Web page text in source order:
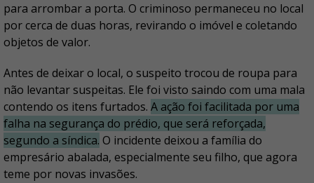
para arrombar a porta. O criminoso permaneceu no local
por cerca de duas horas, revirando o imóvel e coletando
objetos de valor.
Antes de deixar o local, o suspeito trocou de roupa para
não levantar suspeitas. Ele foi visto saindo com uma mala
contendo os itens furtados. A ação foi facilitada por uma
falha na segurança do prédio, que será reforçada,
segundo a síndica. O incidente deixou a família do
empresário abalada, especialmente seu filho, que agora
teme por novas invasões.